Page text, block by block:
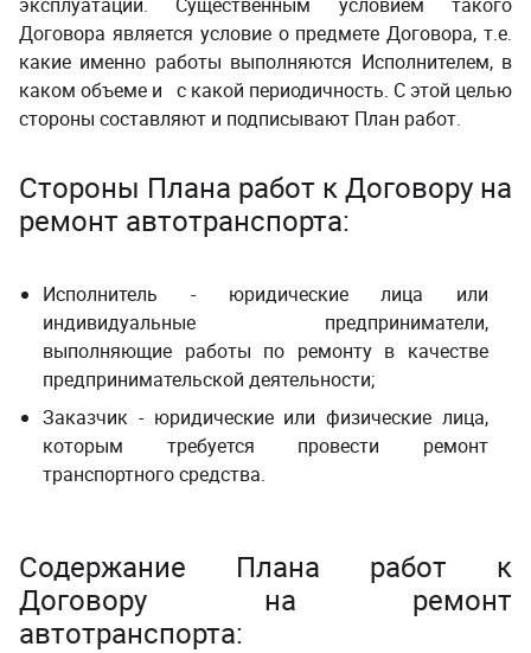
Договора является условие о предмете Договора, т.е.
какие именно работы выполняются Исполнителем, в
каком объеме и с какой периодичность. С этой целью
стороны составляют и подписывают План работ.
Стороны Плана работ к Договору на
ремонт автотранспорта:
Исполнитель - юридические лица или
индивидуальные предприниматели,
выполняющие работы по ремонту в качестве
предпринимательской деятельности;
Заказчик - юридические или физические лица,
которым требуется провести ремонт
транспортного средства.
Содержание Плана работ к
Договору на ремонт
автотранспорта: